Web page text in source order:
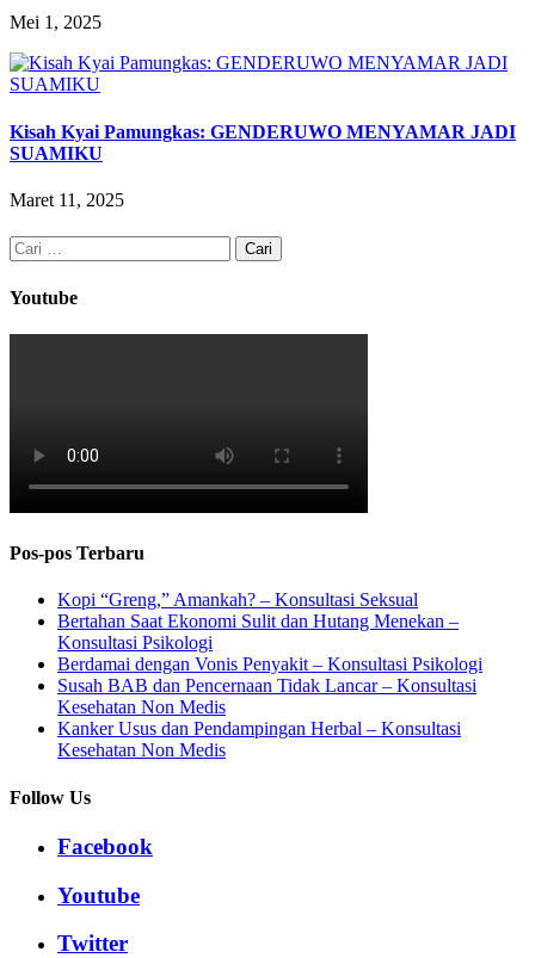
Mei 1, 2025
Kisah Kyai Pamungkas: GENDERUWO MENYAMAR JADI
SUAMIKU
Maret 11, 2025
Cari
untuk:
Youtube
Pos-pos Terbaru
Kopi “Greng,” Amankah? – Konsultasi Seksual
Bertahan Saat Ekonomi Sulit dan Hutang Menekan –
Konsultasi Psikologi
Berdamai dengan Vonis Penyakit – Konsultasi Psikologi
Susah BAB dan Pencernaan Tidak Lancar – Konsultasi
Kesehatan Non Medis
Kanker Usus dan Pendampingan Herbal – Konsultasi
Kesehatan Non Medis
Follow Us
Facebook
Youtube
Twitter